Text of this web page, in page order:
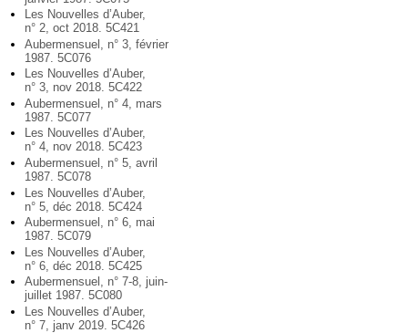
Les Nouvelles d’Auber,
n° 2, oct 2018. 5C421
Aubermensuel, n° 3, février
1987. 5C076
Les Nouvelles d’Auber,
n° 3, nov 2018. 5C422
Aubermensuel, n° 4, mars
1987. 5C077
Les Nouvelles d’Auber,
n° 4, nov 2018. 5C423
Aubermensuel, n° 5, avril
1987. 5C078
Les Nouvelles d’Auber,
n° 5, déc 2018. 5C424
Aubermensuel, n° 6, mai
1987. 5C079
Les Nouvelles d’Auber,
n° 6, déc 2018. 5C425
Aubermensuel, n° 7-8, juin-
juillet 1987. 5C080
Les Nouvelles d’Auber,
n° 7, janv 2019. 5C426